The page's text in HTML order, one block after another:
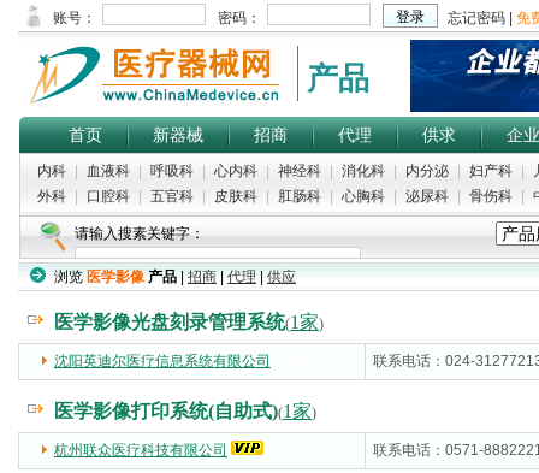
产品
首页 新器械 招商 代理 供求 企业
内科 血液科 呼吸科 心内科 神经科 消化科 内分泌 妇产科
外科
口腔科 五官科 皮肤科 肛肠科 心胸科 泌尿科 骨伤科
请输入搜素关键字：
热门搜索： 图像处理软件|矫形器|
浏览 医学影像 产品 招商 代理 供应
医学影像光盘刻录管理系统(1家)
沈阳英迪尔医疗信息系统有限公司 联系电话：024-
医学影像打印系统(自助式)(1家)
杭州联众医疗科技有限公司 联系电话：0571-